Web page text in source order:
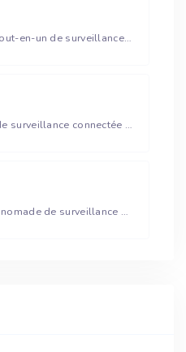
Système tout-en-un de surveillance environnementale extérieure multisensoriel
Système de surveillance connectée de la qualité de l’air intérieur (capteur multicapteurs IoT)
Dispositif nomade de surveillance en temps réel des particules fines